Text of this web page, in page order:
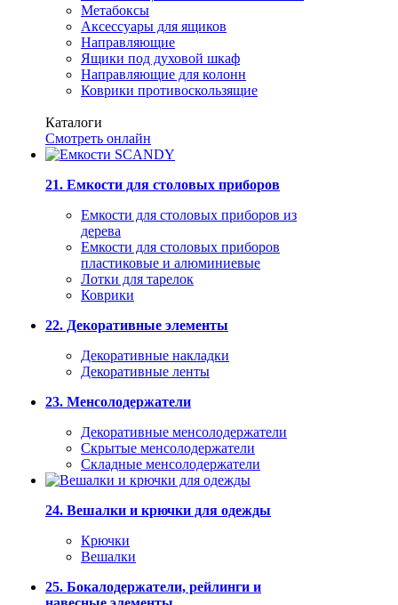
Метабоксы
Аксессуары для ящиков
Направляющие
Ящики под духовой шкаф
Направляющие для колонн
Коврики противоскользящие
Каталоги
Смотреть онлайн
21. Емкости для столовых приборов
Емкости для столовых приборов из
дерева
Емкости для столовых приборов
пластиковые и алюминиевые
Лотки для тарелок
Коврики
22. Декоративные элементы
Декоративные накладки
Декоративные ленты
23. Менсолодержатели
Декоративные менсолодержатели
Скрытые менсолодержатели
Складные менсолодержатели
24. Вешалки и крючки для одежды
Крючки
Вешалки
25. Бокалодержатели, рейлинги и